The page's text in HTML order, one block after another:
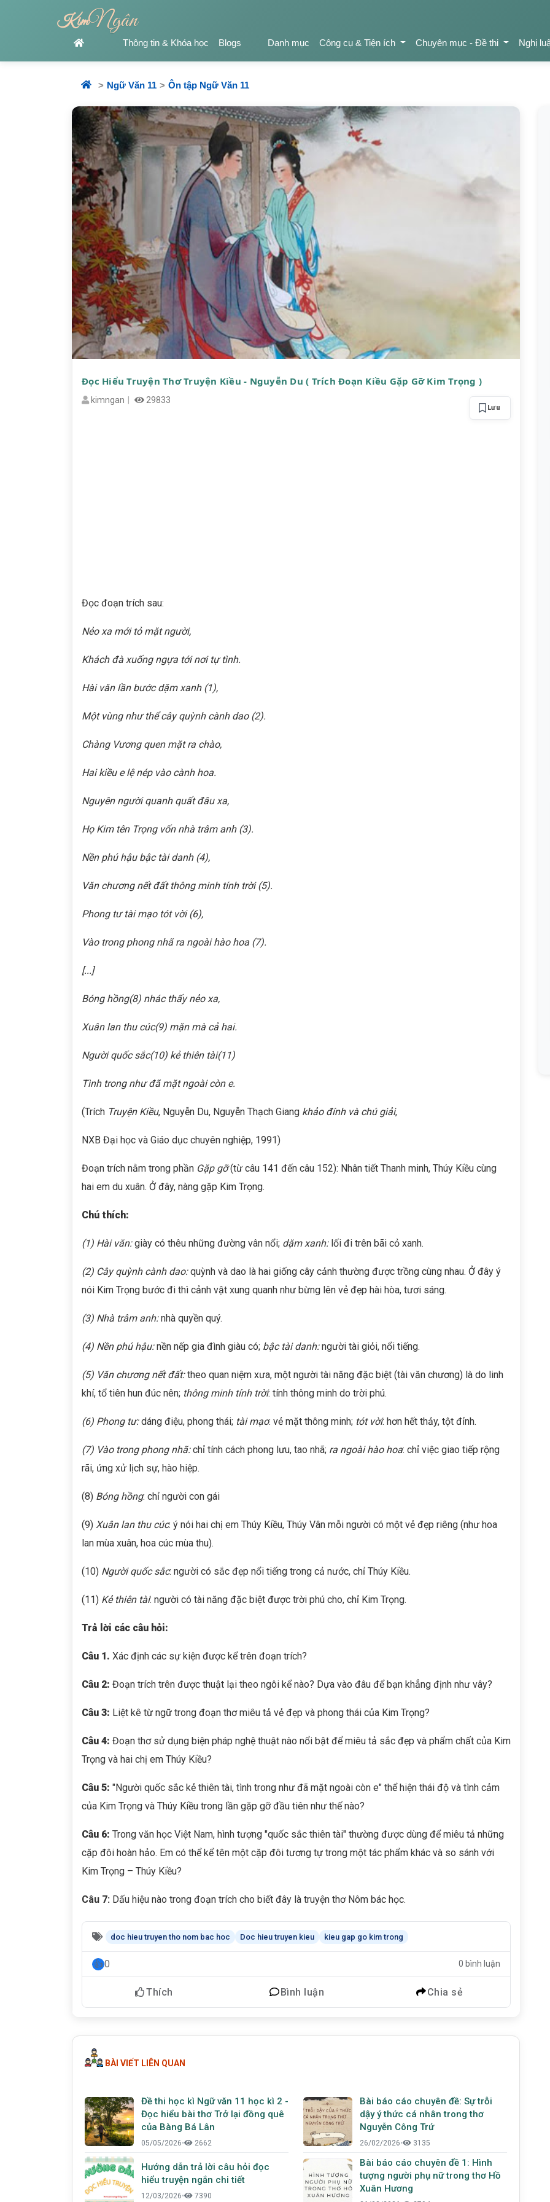
KimNgân
Thông tin & Khóa học Blogs Danh mục Công cụ & Tiện ích Chuyên mục - Đề thi Nghị
Ngữ Văn 11 Ôn tập Ngữ Văn 11
Đọc Hiểu Truyện Thơ Truyện Kiều - Nguyễn Du ( Trích Đoạn Kiều Gặp Gỡ Kim Trọng )
kimngan 29833
Lưu
Đọc đoạn trích sau:
Nẻo xa mới tỏ mặt người,
Khách đà xuống ngựa tới nơi tự tình.
Hài văn lần bước dặm xanh (1),
Một vùng như thể cây quỳnh cành dao (2).
Chàng Vương quen mặt ra chào,
Hai kiều e lệ nép vào cành hoa.
Nguyên người quanh quất đâu xa,
Họ Kim tên Trọng vốn nhà trâm anh (3).
Nền phú hậu bậc tài danh (4),
Văn chương nết đất thông minh tính trời(5).
Phong tư tài mạo tót vời(6),
Vào trong phong nhã ra ngoài hào hoa (7).
[...]
Bóng hồng(8) nhác thấy nẻo xa,
Xuân lan thu cúc(9) mặn mà cả hai.
Người quốc sắc(10) kẻ thiên tài(11)
Tình trong như đã mặt ngoài còn e.
(Trích Truyện Kiều, Nguyễn Du, Nguyễn Thạch Giang khảo đính và chú giải,
NXB Đại học và Giáo dục chuyên nghiệp, 1991)
Đoạn trích nằm trong phần Gặp gỡ(từ câu 141 đến câu 152): Nhân tiết Thanh minh, Thúy Kiều cùng
hai em du xuân. Ở đây, nàng gặp Kim Trọng.
Chú thích:
(1) Hài văn:giày có thêu những đường vân nổi; dặm xanh: lối đi trên bãi cỏ xanh.
(2) Cây quỳnh cành dao:quỳnh và dao là hai giống cây cảnh thường được trồng cùng nhau. Ở đây ý
nói Kim Trọng bước đi thì cảnh vật xung quanh như bừng lên vẻ đẹp hài hòa, tươi sáng.
(3) Nhà trâm anh:nhà quyền quý.
(4) Nền phú hậu:nền nếp gia đình giàu có; bậc tài danh:người tài giỏi, nổi tiếng.
(5) Văn chương nết đất:theo quan niệm xưa, một người tài năng đặc biệt (tài văn chương) là do linh
khí, tổ tiên hun đúc nên; thông minh tính trời: tính thông minh do trời phú.
(6) Phong tư:dáng điệu, phong thái; tài mạo: vẻ mặt thông minh; tót vời: hơn hết thảy, tột đỉnh.
(7) Vào trong phong nhã:chỉ tính cách phong lưu, tao nhã; ra ngoài hào hoa: chỉ việc giao tiếp rộng
rãi, ứng xử lịch sự, hào hiệp.
(8) Bóng hồng: chỉ người con gái
(9) Xuân lan thu cúc: ý nói hai chị em Thúy Kiều, Thúy Vân mỗi người có một vẻ đẹp riêng (như hoa
lan mùa xuân, hoa cúc mùa thu).
(10) Người quốc sắc: người có sắc đẹp nổi tiếng trong cả nước, chỉ Thúy Kiều.
(11) Kẻ thiên tài: người có tài năng đặc biệt được trời phú cho, chỉ Kim Trọng.
Trả lời các câu hỏi:
Câu 1. Xác định các sự kiện được kể trên đoạn trích?
Câu 2: Đoạn trích trên được thuật lại theo ngôi kể nào? Dựa vào đâu để bạn khẳng định như vây?
Câu 3: Liệt kê từ ngữ trong đoạn thơ miêu tả vẻ đẹp và phong thái của Kim Trọng?
Câu 4: Đoạn thơ sử dụng biện pháp nghệ thuật nào nổi bật để miêu tả sắc đẹp và phẩm chất của Kim
Trọng và hai chị em Thúy Kiều?
Câu 5: "Người quốc sắc kẻ thiên tài, tình trong như đã mặt ngoài còn e" thể hiện thái độ và tình cảm
của Kim Trọng và Thúy Kiều trong lần gặp gỡ đầu tiên như thế nào?
Câu 6: Trong văn học Việt Nam, hình tượng "quốc sắc thiên tài" thường được dùng để miêu tả những
cặp đôi hoàn hảo. Em có thể kể tên một cặp đôi tương tự trong một tác phẩm khác và so sánh với
Kim Trọng – Thúy Kiều?
Câu 7: Dấu hiệu nào trong đoạn trích cho biết đây là truyện thơ Nôm bác học.
doc hieu truyen tho nom bac hoc Doc hieu truyen kieu kieu gap go kim trong
0 0 bình luận
Thích Bình luận Chia sẻ
BÀI VIẾT LIÊN QUAN
Đề thi học kì Ngữ văn 11 học kì 2 -
Đọc hiểu bài thơ Trở lại đồng quê
của Bàng Bá Lân
05/05/2026• 2662
Hướng dẫn trả lời câu hỏi đọc
hiểu truyện ngắn chi tiết
12/03/2026• 7390
Bài báo cáo chuyên đề: Sự trỗi
dậy ý thức cá nhân trong thơ
Nguyễn Công Trứ
26/02/2026• 3135
Bài báo cáo chuyên đề 1: Hình
tượng người phụ nữ trong thơ Hồ
Xuân Hương